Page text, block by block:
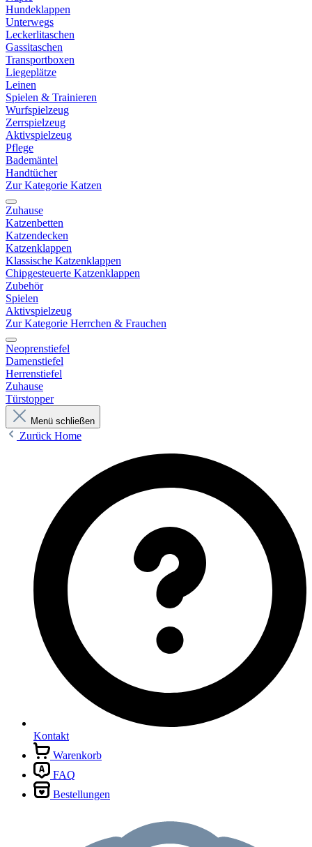
Hundeklappen
Unterwegs
Leckerlitaschen
Gassitaschen
Transportboxen
Liegeplätze
Leinen
Spielen & Trainieren
Wurfspielzeug
Zerrspielzeug
Aktivspielzeug
Pflege
Bademäntel
Handtücher
Zur Kategorie Katzen
Zuhause
Katzenbetten
Katzendecken
Katzenklappen
Klassische Katzenklappen
Chipgesteuerte Katzenklappen
Zubehör
Spielen
Aktivspielzeug
Zur Kategorie Herrchen & Frauchen
Neoprenstiefel
Damenstiefel
Herrenstiefel
Zuhause
Türstopper
Menü schließen
Zurück Home
Kontakt
Warenkorb
FAQ
Bestellungen